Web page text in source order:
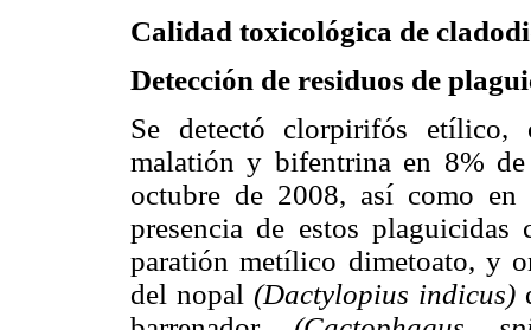
Calidad toxicológica de
Detección de residuos de
Se detectó clorpirifós etílico,
malatión y bifentrina en 8%
octubre de 2008, así como
presencia de estos
paratión metílico dimetoato, y
del nopal(Dactylopius indicus)